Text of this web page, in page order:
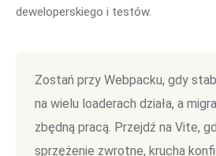
deweloperskiego i testów.
Zostań przy Webpacku, gdy
na wielu loaderach działa, a
zbędną pracą. Przejdź na Vite,
sprzężenie zwrotne, krucha